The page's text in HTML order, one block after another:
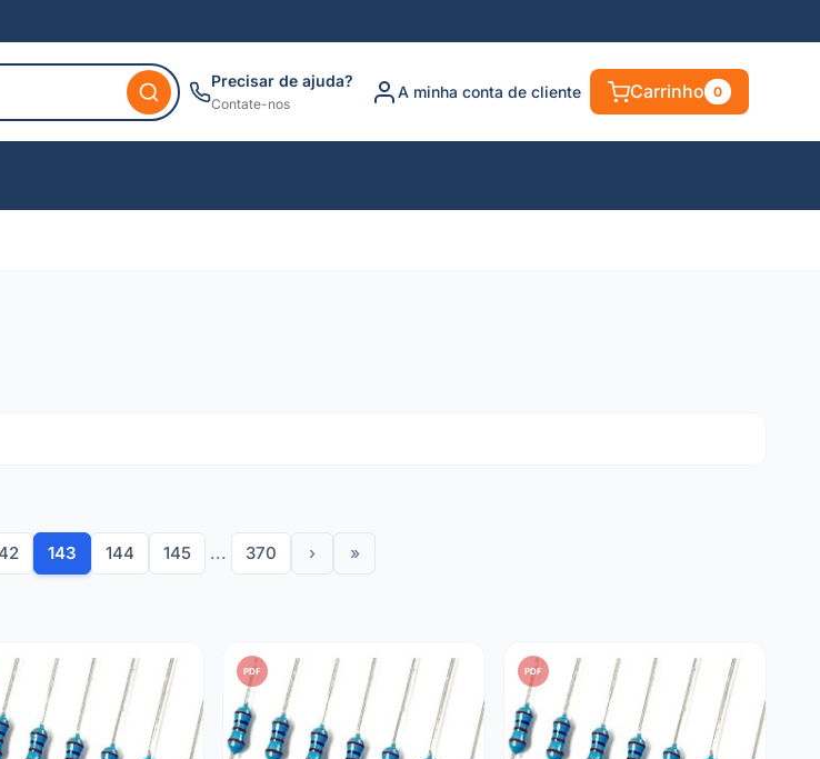
Precisar de ajuda?
Contate-nos
A minha conta de cliente Carrinho 0
143 144 145 ... 370 › »
PDF PDF